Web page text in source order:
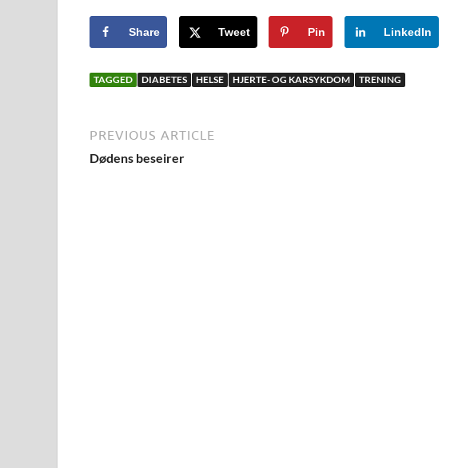
Share Tweet Pin LinkedIn
TAGGED DIABETES HELSE HJERTE- OG KARSYKDOM TRENING
PREVIOUS ARTICLE
Dødens beseirer